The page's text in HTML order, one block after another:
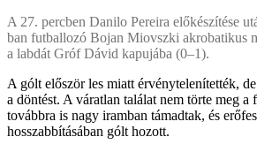
A 27. percben Danilo Pereira előkészítése
ban futballozó Bojan Miovszki akrobatikus
a labdát Gróf Dávid kapujába (0–1).
A gólt először les miatt érvénytelenítették,
a döntést. A váratlan találat nem törte meg a
továbbra is nagy iramban támadtak, és
hosszabbításában gólt hozott.